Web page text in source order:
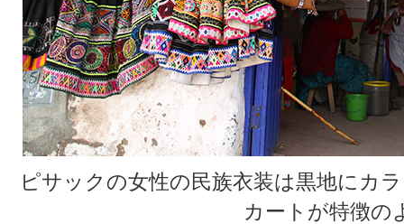
ピサックの女性の民族衣装は黒地にカ
カートが特徴の